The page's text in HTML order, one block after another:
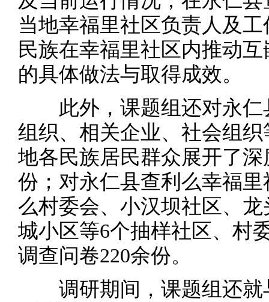
当地幸福里社区负责人及
民族在幸福里社区内推动
的具体做法与取得成效。
此外，课题组还对永仁
组织、相关企业、社会组
地各民族居民群众展开了
份；对永仁县查利么幸福
么村委会、小汉坝社区、
城小区等6个抽样社区、村
调查问卷220余份。
调研期间，课题组还就